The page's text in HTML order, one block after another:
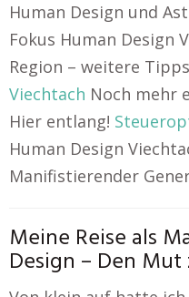
Human Design und
Fokus Human Design
Region – weitere
Viechtach Noch mehr
Hier entlang!
Human Design
Manifistierender
Meine Reise als
Design – Den